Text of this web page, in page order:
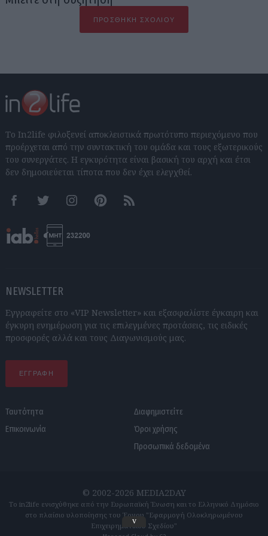
ΠΡΟΣΘΉΚΗ ΣΧΟΛΊΟΥ
Το In2life φιλοξενεί αποκλειστικά πρωτότυπο περιεχόμενο που
προέρχεται από την συντακτική του ομάδα και τους εξωτερικούς
του συνεργάτες. Η εγκυρότητα είναι βασική του αρχή και έτσι
δεν δημοσιεύεται τίποτα που δεν έχει ελεγχθεί.
FacebookTwitter InstagramPinterestRSS feeds
NEWSLETTER
Εγγραφείτε στο «VIP Newsletter» και εξασφαλίστε έγκαιρη και
έγκυρη ενημέρωση για τις επιλεγμένες προτάσεις, τις ειδικές
προσφορές αλλά και τους Διαγωνισμούς μας.
ΕΓΓΡΑΦΗ
Ταυτότητα
Επικοινωνία
Διαφημιστείτε
Όροι χρήσης
Προσωπικά δεδομένα
© 2002-2026 MEDIA2DAY
Το in2life ενισχύθηκε από την Ευρωπαϊκή Ένωση και το Ελληνικό Δημόσιο
στο πλαίσιο υλοποίησης του Έργου "Εφαρμογή Ολοκληρωμένου
Επιχειρηματικού Σχεδίου"
v